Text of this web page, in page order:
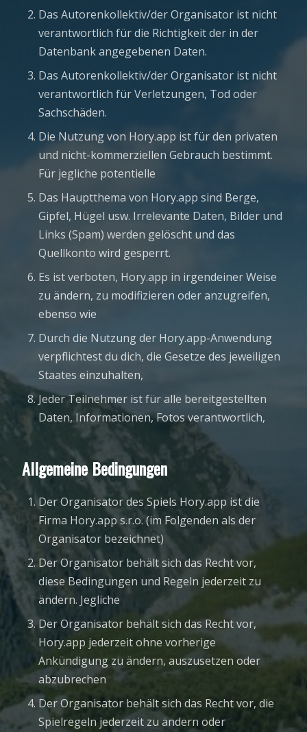
Das Autorenkollektiv/der Organisator ist nicht
verantwortlich für die Richtigkeit der in der
Datenbank angegebenen Daten.
Das Autorenkollektiv/der Organisator ist nicht
verantwortlich für Verletzungen, Tod oder
Sachschäden.
Die Nutzung von Hory.app ist für den privaten
und nicht-kommerziellen Gebrauch bestimmt.
Für jegliche potentielle
Das Hauptthema von Hory.app sind Berge,
Gipfel, Hügel usw. Irrelevante Daten, Bilder und
Links (Spam) werden gelöscht und das
Quellkonto wird gesperrt.
Es ist verboten, Hory.app in irgendeiner Weise
zu ändern, zu modifizieren oder anzugreifen,
ebenso wie
Durch die Nutzung der Hory.app-Anwendung
verpflichtest du dich, die Gesetze des jeweiligen
Staates einzuhalten,
Jeder Teilnehmer ist für alle bereitgestellten
Daten, Informationen, Fotos verantwortlich,
Allgemeine Bedingungen
Der Organisator des Spiels Hory.app ist die
Firma Hory.app s.r.o. (im Folgenden als der
Organisator bezeichnet)
Der Organisator behält sich das Recht vor,
diese Bedingungen und Regeln jederzeit zu
ändern. Jegliche
Der Organisator behält sich das Recht vor,
Hory.app jederzeit ohne vorherige
Ankündigung zu ändern, auszusetzen oder
abzubrechen
Der Organisator behält sich das Recht vor, die
Spielregeln jederzeit zu ändern oder